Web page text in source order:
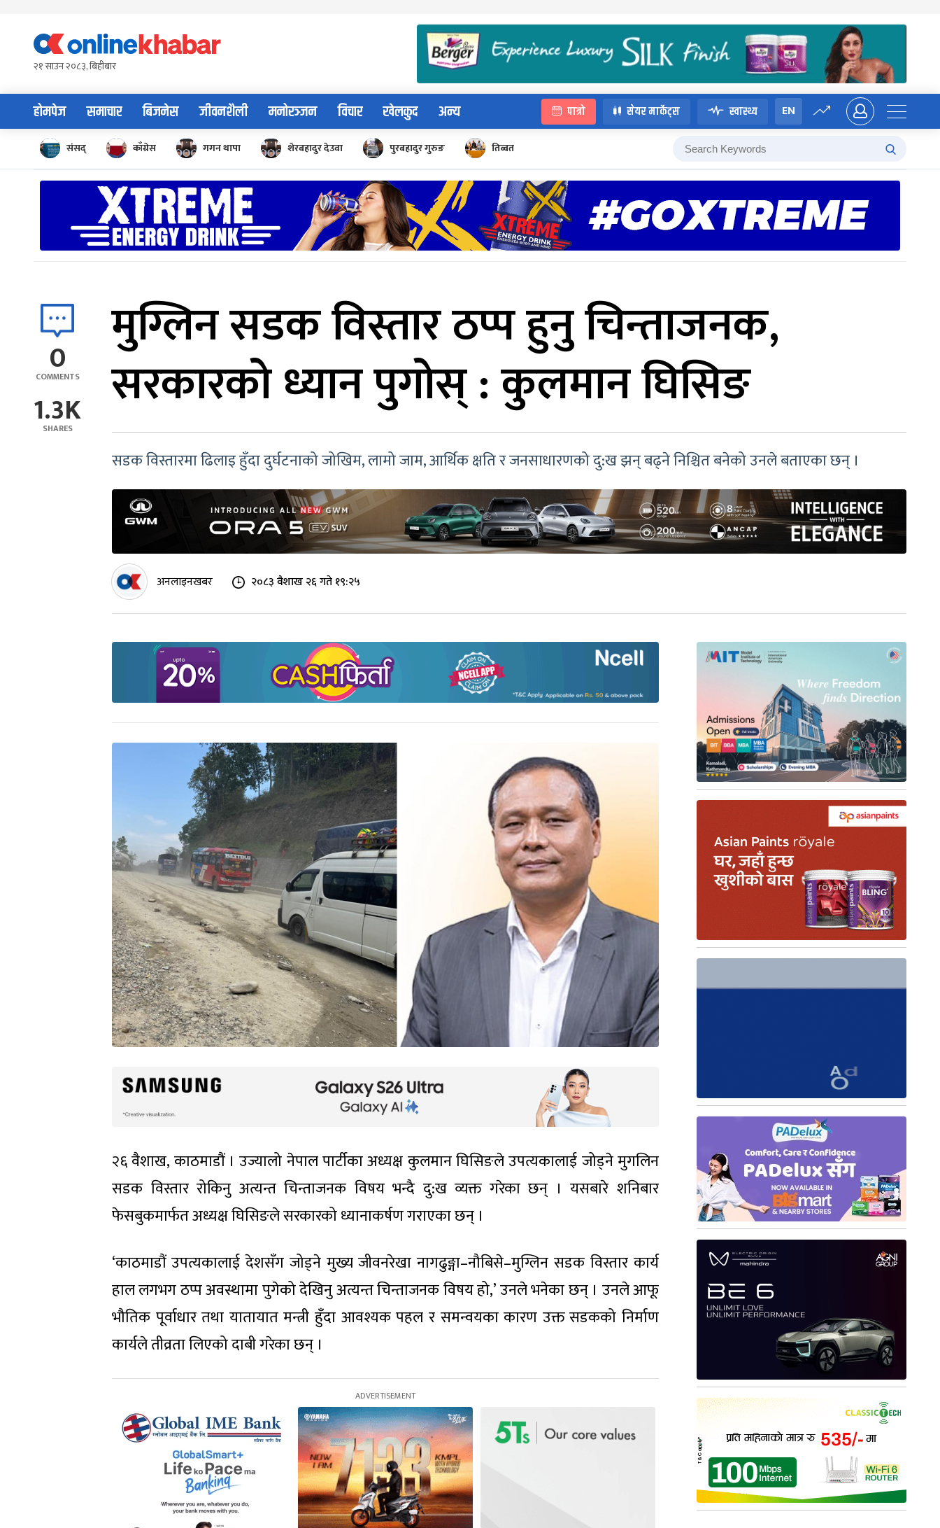
content२१ साउन २०८३, बिहीबार
होमपेज समाचार बिजनेस जीवनशैली मनोरञ्जन विचार खेलकुद अन्य पात्रो सेयर मार्केट्स स्वास्थ्य EN
संसद् काँग्रेस गगन थापा शेरबहादुर देउवा पुरबहादुर गुरुङ तिब्बत
0
COMMENTS
1.3K
SHARES
मुग्लिन सडक विस्तार ठप्प हुनु चिन्ताजनक,
सरकारको ध्यान पुगोस् : कुलमान घिसिङ
सडक विस्तारमा ढिलाइ हुँदा दुर्घटनाको जोखिम, लामो जाम, आर्थिक क्षति र जनसाधारणको दु:ख झन् बढ्ने निश्चित बनेको उनले बताएका छन् ।
अनलाइनखबर २०८३ वैशाख २६ गते १९:२५
२६ वैशाख, काठमाडौं । उज्यालो नेपाल पार्टीका अध्यक्ष कुलमान घिसिङले उपत्यकालाई जोड्ने मुगलिन
सडक विस्तार रोकिनु अत्यन्त चिन्ताजनक विषय भन्दै दु:ख व्यक्त गरेका छन् । यसबारे शनिबार
फेसबुकमार्फत अध्यक्ष घिसिङले सरकारको ध्यानाकर्षण गराएका छन् ।
‘काठमाडौं उपत्यकालाई देशसँग जोड्ने मुख्य जीवनरेखा नागढुङ्गा–नौबिसे–मुग्लिन सडक विस्तार कार्य
हाल लगभग ठप्प अवस्थामा पुगेको देखिनु अत्यन्त चिन्ताजनक विषय हो,’ उनले भनेका छन् । उनले आफू
भौतिक पूर्वाधार तथा यातायात मन्त्री हुँदा आवश्यक पहल र समन्वयका कारण उक्त सडकको निर्माण
कार्यले तीव्रता लिएको दाबी गरेका छन् ।